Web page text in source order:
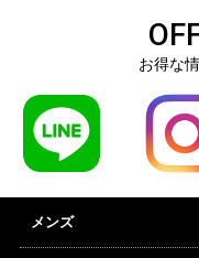
お得な
メンズ